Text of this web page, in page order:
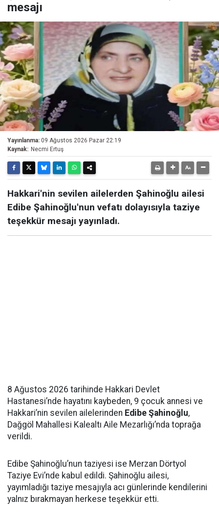
mesajı
Yayınlanma: 09 Ağustos 2026 Pazar 22:19
Kaynak: Necmi Ertuş
Hakkari'nin sevilen ailelerden Şahinoğlu ailesi
Edibe Şahinoğlu'nun vefatı dolayısıyla taziye
teşekkür mesajı yayınladı.
8 Ağustos 2026 tarihinde Hakkari Devlet
Hastanesi’nde hayatını kaybeden, 9 çocuk annesi ve
Hakkari’nin sevilen ailelerinden Edibe Şahinoğlu,
Dağgöl Mahallesi Kalealtı Aile Mezarlığı’nda toprağa
verildi.
Edibe Şahinoğlu’nun taziyesi ise Merzan Dörtyol
Taziye Evi’nde kabul edildi. Şahinoğlu ailesi,
yayımladığı taziye mesajıyla acı günlerinde kendilerini
yalnız bırakmayan herkese teşekkür etti.